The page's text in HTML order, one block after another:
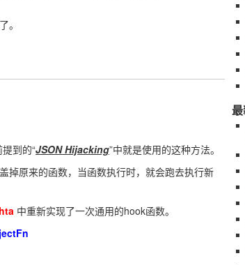
。
到的“JSON Hijacking”中就是使用的这种方法。
掉原来的函数，当函数执行时，就会跑去执行新
中重新实现了一次通用的hook函数。